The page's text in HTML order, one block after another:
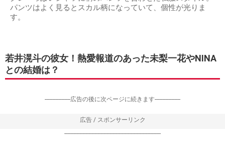
パンツはよく見るとスカル柄になっていて、個性が光りま
す。
若井滉斗の彼女！熱愛報道のあった未梨一花やNINA
との結婚は？
-----------------広告の後に次ページに続きます-----------------
広告 / スポンサーリンク
----------------------------------------------------------------